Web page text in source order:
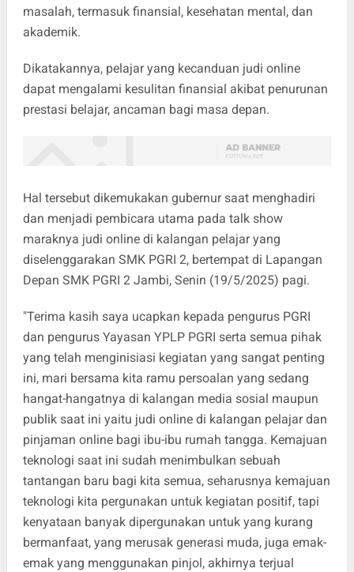
masalah, termasuk finansial, kesehatan mental, dan
akademik.
Dikatakannya, pelajar yang kecanduan judi online
dapat mengalami kesulitan finansial akibat penurunan
prestasi belajar, ancaman bagi masa depan.
Hal tersebut dikemukakan gubernur saat menghadiri
dan menjadi pembicara utama pada talk show
maraknya judi online di kalangan pelajar yang
diselenggarakan SMK PGRI 2, bertempat di Lapangan
Depan SMK PGRI 2 Jambi, Senin (19/5/2025) pagi.
"Terima kasih saya ucapkan kepada pengurus PGRI
dan pengurus Yayasan YPLP PGRI serta semua pihak
yang telah menginisiasi kegiatan yang sangat penting
ini, mari bersama kita ramu persoalan yang sedang
hangat-hangatnya di kalangan media sosial maupun
publik saat ini yaitu judi online di kalangan pelajar dan
pinjaman online bagi ibu-ibu rumah tangga. Kemajuan
teknologi saat ini sudah menimbulkan sebuah
tantangan baru bagi kita semua, seharusnya kemajuan
teknologi kita pergunakan untuk kegiatan positif, tapi
kenyataan banyak dipergunakan untuk yang kurang
bermanfaat, yang merusak generasi muda, juga emak-
emak yang menggunakan pinjol, akhirnya terjual